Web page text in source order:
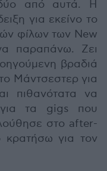
από αυτά. Η
για εκείνο το
φίλων των New
παραπάνω. Ζει
βραδιά
Μάντσεστερ για
πιθανότατα να
για τα gigs που
στο after-
για τον